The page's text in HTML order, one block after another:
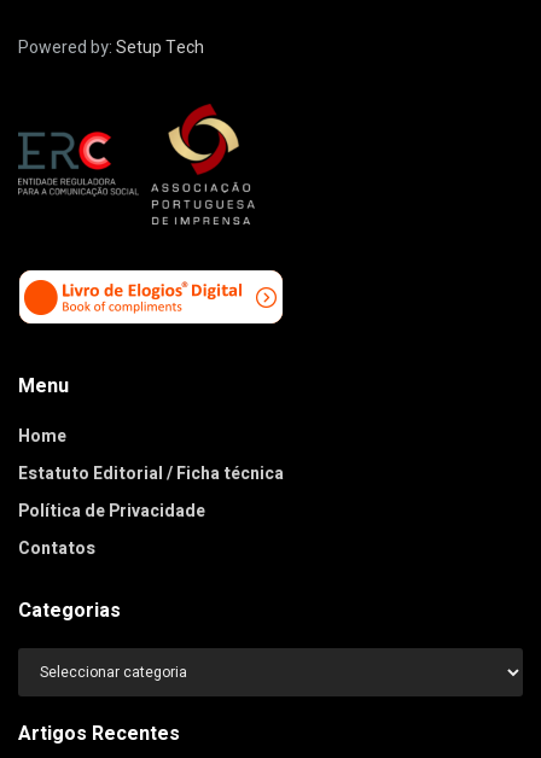
Powered by:Setup Tech
Menu
Home
Estatuto Editorial / Ficha técnica
Política de Privacidade
Contatos
Categorias
Categorias
Artigos Recentes